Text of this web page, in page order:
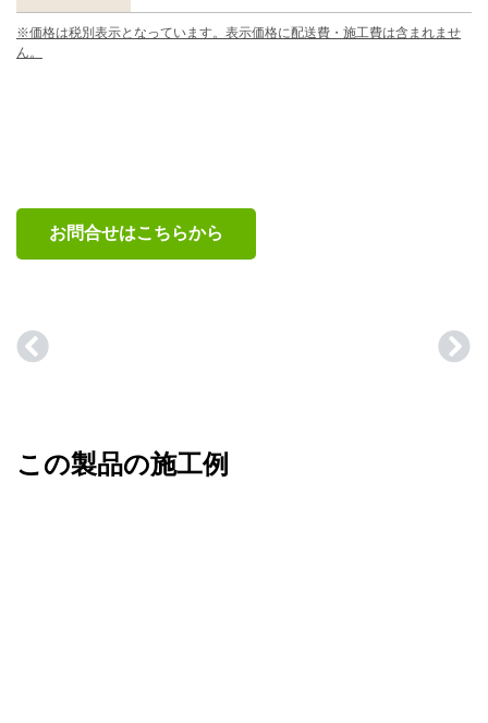
※価格は税別表示となっています。表示価格に配送費・施工費は含まれませ
ん。
お問合せはこちらから
この製品の施工例